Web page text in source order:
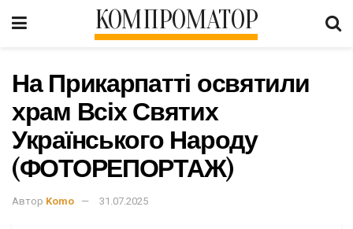
КОМПРОМАТОР
На Прикарпатті освятили
храм Всіх Святих
Українського Народу
(ФОТОРЕПОРТАЖ)
Автор Komo 31.07.2025